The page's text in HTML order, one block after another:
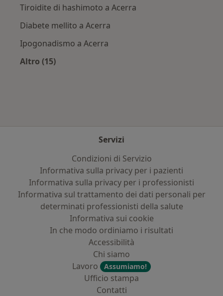
Tiroidite di hashimoto a Acerra
Diabete mellito a Acerra
Ipogonadismo a Acerra
Altro (15)
Servizi
Condizioni di Servizio
Informativa sulla privacy per i pazienti
Informativa sulla privacy per i professionisti
Informativa sul trattamento dei dati personali per
determinati professionisti della salute
Informativa sui cookie
In che modo ordiniamo i risultati
Accessibilità
Chi siamo
Lavoro
Assumiamo!
Ufficio stampa
Contatti